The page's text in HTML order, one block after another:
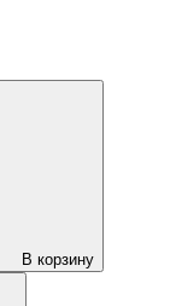
В корзину